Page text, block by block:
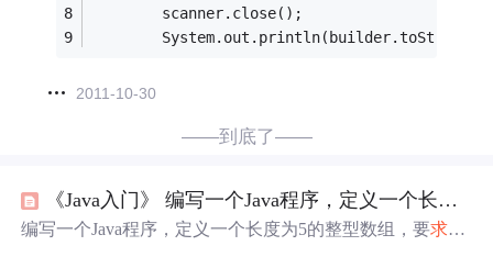
        scanner.close();
2011-10-30
——到底了——
《Java入门》 编写一个Java程序，定义一个长度为5的整型数组，要
编写一个Java程序，定义一个长度为5的整型数组，要求用